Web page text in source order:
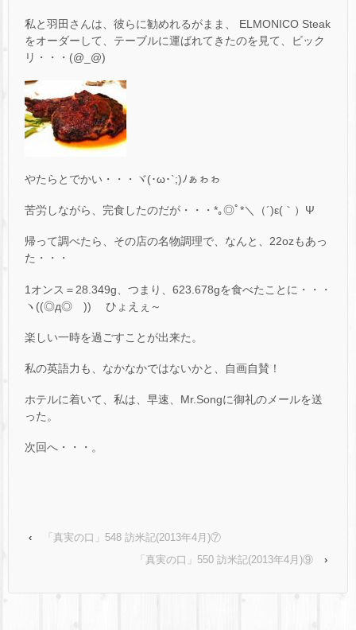
私と羽田さんは、彼らに勧めれるがまま、 ELMONICO Steak
をオーダーして、テーブルに運ばれてきたのを見て、ビック
リ・・・(@_@)
やたらとでかい・・・ヾ(･ω･`;)ﾉぁゎゎ
苦労しながら、完食したのだが・・・*｡◎ﾟ*＼（´)ε(｀）Ψ
帰って調べたら、その店の名物調理で、なんと、22ozもあっ
た・・・
1オンス＝28.349g、つまり、623.678gを食べたことに・・・
ヽ((◎д◎ ))ゝ ひょえぇ～
楽しい一時を過ごすことが出来た。
私の英語力も、なかなかではないかと、自画自賛！
ホテルに着いて、私は、早速、Mr.Songに御礼のメールを送
った。
次回へ・・・。
‹
「真実の口」548 訪米記(2013年4月)⑦
「真実の口」550 訪米記(2013年4月)⑨
›